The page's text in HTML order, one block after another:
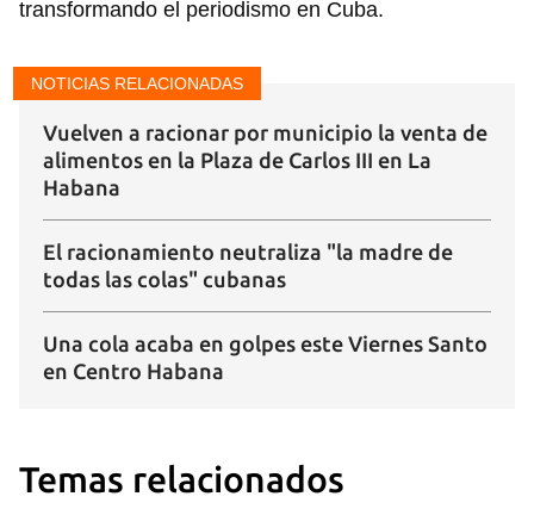
transformando el periodismo en Cuba.
NOTICIAS RELACIONADAS
Vuelven a racionar por municipio la venta de
alimentos en la Plaza de Carlos III en La
Habana
El racionamiento neutraliza "la madre de
todas las colas" cubanas
Una cola acaba en golpes este Viernes Santo
en Centro Habana
Temas relacionados